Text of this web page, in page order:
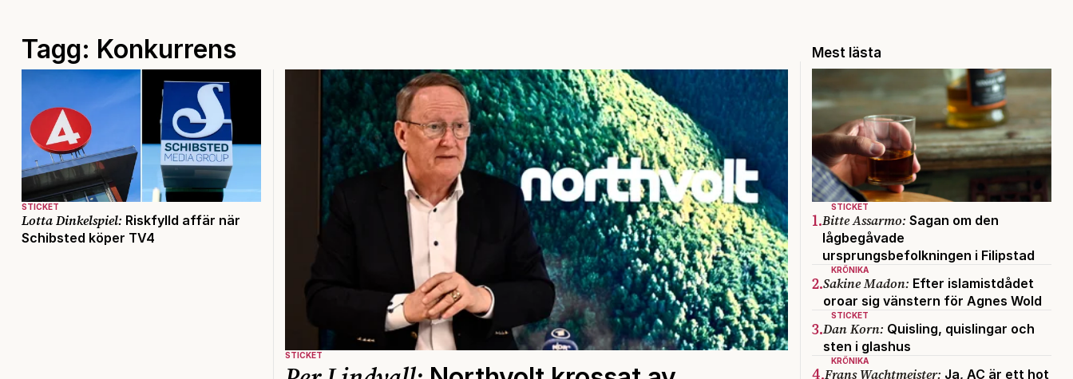
Tagg: Konkurrens
STICKET
Lotta Dinkelspiel: Riskfylld affär när
Schibsted köper TV4
STICKET
Mest lästa
STICKET
1.Bitte Assarmo: Sagan om den
lågbegåvade
ursprungsbefolkningen i Filipstad
KRÖNIKA
2.Sakine Madon: Efter islamistdådet
oroar sig vänstern för Agnes Wold
STICKET
3.Dan Korn: Quisling, quislingar och
sten i glashus
KRÖNIKA
4.Frans Wachtmeister: Ja, AC är ett hot